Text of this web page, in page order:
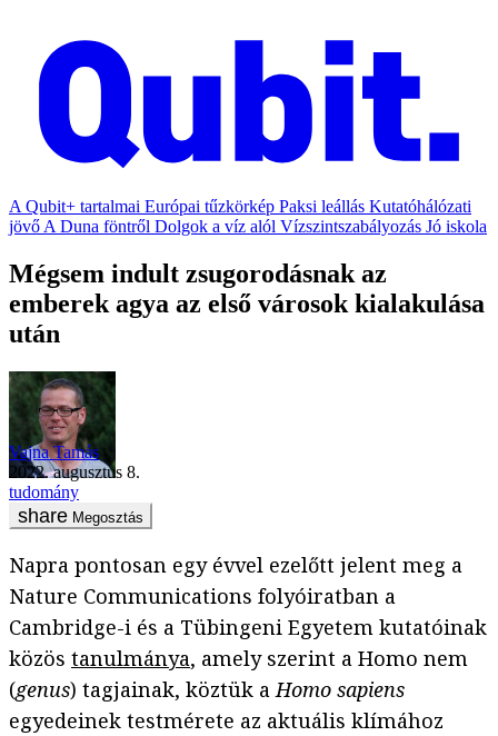
A Qubit+ tartalmai Európai tűzkörkép Paksi leállás Kutatóhálózati
jövő A Duna föntről Dolgok a víz alól Vízszintszabályozás Jó iskola
Mégsem indult zsugorodásnak az
emberek agya az első városok kialakulása
után
Vajna Tamás
2022. augusztus 8.
tudomány
Megosztás
Napra pontosan egy évvel ezelőtt jelent meg a
Nature Communications folyóiratban a
Cambridge-i és a Tübingeni Egyetem kutatóinak
közös tanulmánya, amely szerint a Homo nem
(genus) tagjainak, köztük aHomo sapiens
egyedeinek testmérete az aktuális klímához